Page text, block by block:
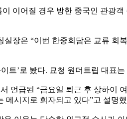
이어질 경우 방한 중국인 관광
장은 “이번 한중회담은 교류 회
트’로 봤다. 묘청 원더트립 대표
언급된 “금요일 퇴근 후 상하이
메시지로 회자되고 있다”고 설명